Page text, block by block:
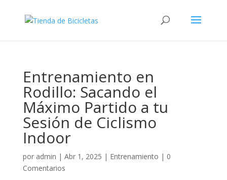
Entrenamiento en
Rodillo: Sacando el
Máximo Partido a tu
Sesión de Ciclismo
Indoor
por admin | Abr 1, 2025 | Entrenamiento | 0
Comentarios